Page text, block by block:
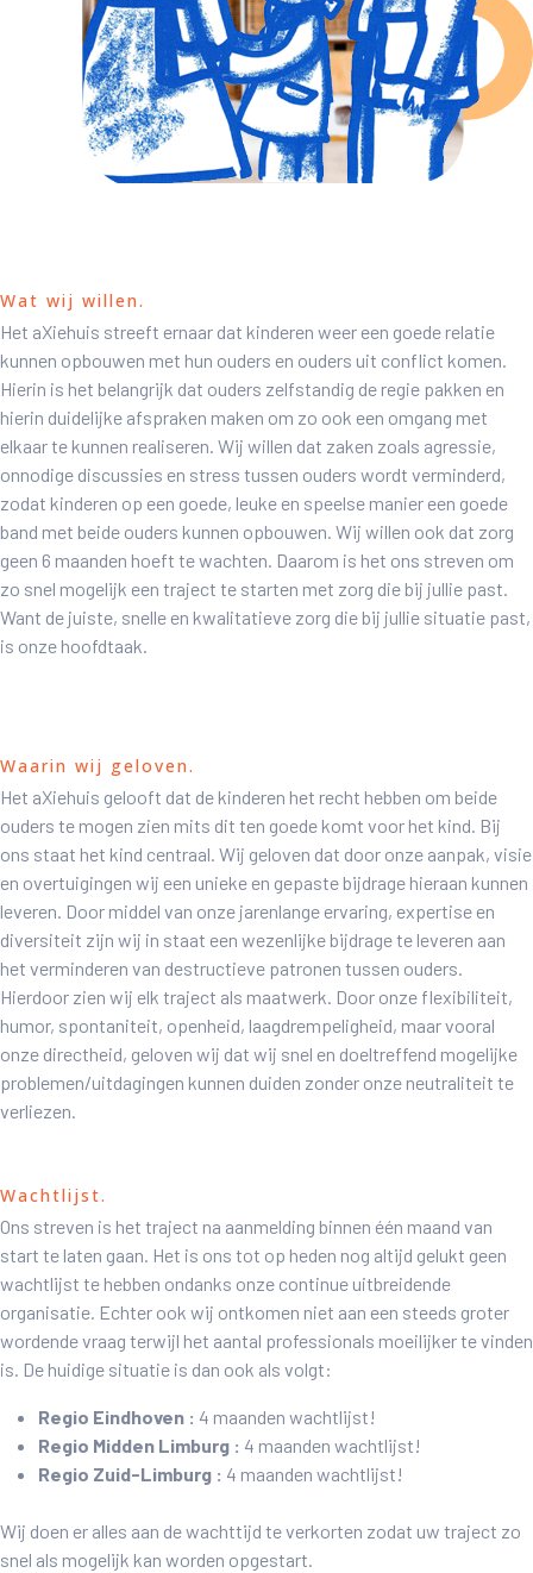
Wat wij willen.
Het aXiehuis streeft ernaar dat kinderen weer een goede relatie
kunnen opbouwen met hun ouders en ouders uit conflict komen.
Hierin is het belangrijk dat ouders zelfstandig de regie pakken en
hierin duidelijke afspraken maken om zo ook een omgang met
elkaar te kunnen realiseren. Wij willen dat zaken zoals agressie,
onnodige discussies en stress tussen ouders wordt verminderd,
zodat kinderen op een goede, leuke en speelse manier een goede
band met beide ouders kunnen opbouwen. Wij willen ook dat zorg
geen 6 maanden hoeft te wachten. Daarom is het ons streven om
zo snel mogelijk een traject te starten met zorg die bij jullie past.
Want de juiste, snelle en kwalitatieve zorg die bij jullie situatie past,
is onze hoofdtaak.
Waarin wij geloven.
Het aXiehuis gelooft dat de kinderen het recht hebben om beide
ouders te mogen zien mits dit ten goede komt voor het kind. Bij
ons staat het kind centraal. Wij geloven dat door onze aanpak, visie
en overtuigingen wij een unieke en gepaste bijdrage hieraan kunnen
leveren. Door middel van onze jarenlange ervaring, expertise en
diversiteit zijn wij in staat een wezenlijke bijdrage te leveren aan
het verminderen van destructieve patronen tussen ouders.
Hierdoor zien wij elk traject als maatwerk. Door onze flexibiliteit,
humor, spontaniteit, openheid, laagdrempeligheid, maar vooral
onze directheid, geloven wij dat wij snel en doeltreffend mogelijke
problemen/uitdagingen kunnen duiden zonder onze neutraliteit te
verliezen.
Wachtlijst.
Ons streven is het traject na aanmelding binnen één maand van
start te laten gaan. Het is ons tot op heden nog altijd gelukt geen
wachtlijst te hebben ondanks onze continue uitbreidende
organisatie. Echter ook wij ontkomen niet aan een steeds groter
wordende vraag terwijl het aantal professionals moeilijker te vinden
is. De huidige situatie is dan ook als volgt:
Regio Eindhoven : 4 maanden wachtlijst!
Regio Midden Limburg : 4 maanden wachtlijst!
Regio Zuid-Limburg : 4 maanden wachtlijst!
Wij doen er alles aan de wachttijd te verkorten zodat uw traject zo
snel als mogelijk kan worden opgestart.